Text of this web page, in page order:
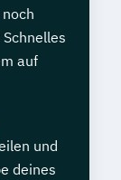
auf
und
deines